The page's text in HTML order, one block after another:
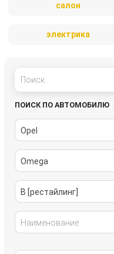
салон
электрика
ПОИСК ПО АВТОМОБИЛЮ
Opel
Omega
B [рестайлинг]
Наименование